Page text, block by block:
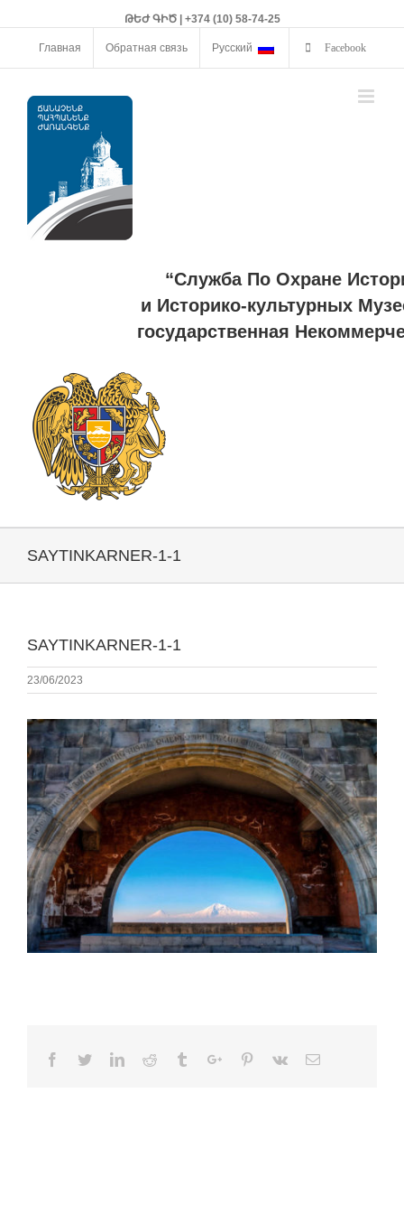
ԹԵԺ ԳԻԾ | +374 (10) 58-74-25
Главная Обратная связь Русский Facebook
“Служба По Охране
и Историко-культурных
государственная
SAYTINKARNER-1-1
SAYTINKARNER-1-1
23/06/2023
Facebook
TwitterLinkedinReddit TumblrGoogle+Pinterest
Vk Email